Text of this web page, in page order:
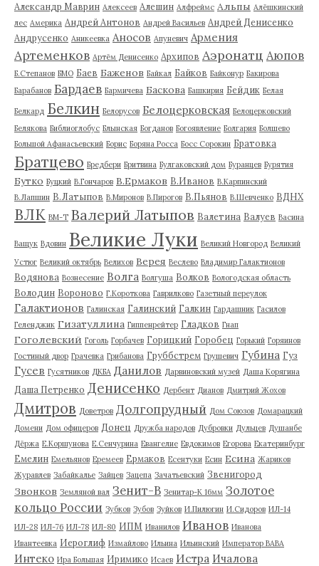
Александр Маврин Алексеев Алешин Алфреймс Альпы Алёшкинский
лес Америка Андрей Антонов Андрей Васильев Андрей Денисенко
Андрусенко Аникеевка Аносов Апуневич Армения
Артеменков Артём Денисенко Архипов Аэронатц Аюпов
Б.Степанов БМО Баев Баженов Байкал Байков Байконур Бакирова
Барабанов Бардаев Бармичева Баскова Башкирия Бейдик Белая
Белкард Белкин Белорусов Белоцерковская Белоцерковский
Белякова Библиоглобус Блынская Богданов Богоявление Болгария Болшево
Большой Афанасьевский Борис Боряна Росса Босс Сорокин Братовка
Братцево Бредбери Бритвина Булгаковский дом Буранцев Бурятия
Бутко Буцкий В.Гончаров В.Ермаков В.Иванов В.Карпинский
В.Лапшин В.Латыпов В.Миронов В.Пирогов В.Пьянов В.Шевченко ВДНХ
ВЛК ВМ-Т Валерий Латыпов Валетина Валуев Васина
Ващук Вдовин Великие Луки Великий Новгород Великий
Устюг Великий октябрь Велихов Верея Веслево Владимир Галактионов
Водянова Вознесение Волга Волгуша Волков Вологодская область
Володин Вороново Г.Короткова Гаврилково Газетный переулок
Галактионов Галинская Галинский Галкин Гардашник Гасилов
Геленджик Гизатуллина Гиппенрейтер Гладков Гнап
Гоголевский Гоголь Горбачев Горицкий Горобец Горький Горяинов
Гостиный двор Грачевка Грибанова Груббстрем Грушевич Губина Гуз
Гусев Гусятников ДКБА Данилов Дарвиновский музей Даша Корягина
Даша Петренко Денисенко Дербент Дианов Дмитрий Жохов
Дмитров Доветров Долгопрудный Дом Союзов Домарацкий
Домени Дом офицеров Донец Дружба народов Дубровки Дульцев Душанбе
Дёржа Е.Коршунова Е.Сенчурина Евангелие Евдокимов Егорова Екатеринбург
Емелин Емельянов Еремеев Ермаков Есентуки Есин Есина Жариков
Журавлев Забайкалье Зайцев Зацепа Зачатьевский Звенигород
Звонков Земляной вал Зенит-В Зенитар-К 16мм Золотое
кольцо России Зубков Зубов Зуйков И.Пилюгин И.Сидоров ИЛ-14
ИЛ-28 ИЛ-76 ИЛ-78 ИЛ-80 ИПМ Иванилов Иванов Иванова
Ивантеевка Иероглиф Измайлово Ильина Ильинский Император ВАВА
Интеко Ира Большая Иримико Исаев Истра Ичалова